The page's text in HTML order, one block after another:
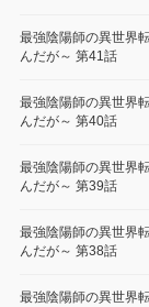
最強陰陽師の異世界
んだが～ 第41話
最強陰陽師の異世界
んだが～ 第40話
最強陰陽師の異世界
んだが～ 第39話
最強陰陽師の異世界
んだが～ 第38話
最強陰陽師の異世界